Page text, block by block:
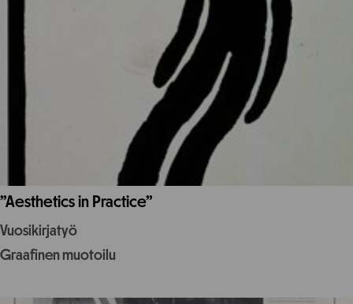
”Aesthetics in Practice”
Vuosikirjatyö
Graafinen muotoilu